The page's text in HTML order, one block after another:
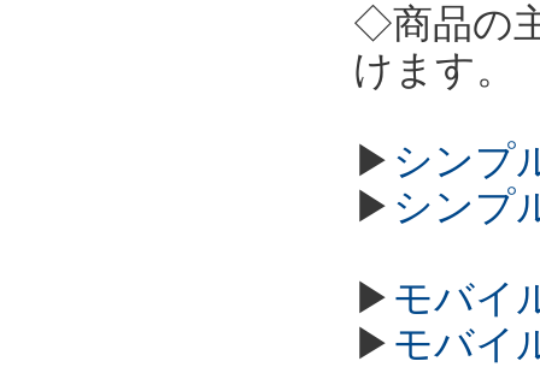
◇商品の
けます。
▶ シンプ
▶ シンプ
▶ モバイ
▶ モバイ